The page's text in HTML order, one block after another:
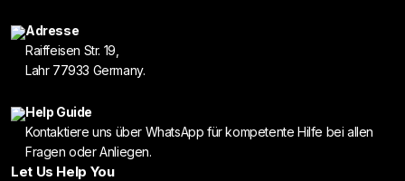
Adresse
Raiffeisen Str. 19,
Lahr 77933 Germany.
Help Guide
Kontaktiere uns über WhatsApp für kompetente Hilfe bei allen
Fragen oder Anliegen.
Let Us Help You